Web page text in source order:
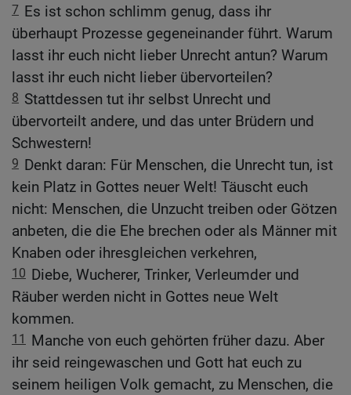
7 Es ist schon schlimm genug, dass ihr
überhaupt Prozesse gegeneinander führt. Warum
lasst ihr euch nicht lieber Unrecht antun? Warum
lasst ihr euch nicht lieber übervorteilen?
8 Stattdessen tut ihr selbst Unrecht und
übervorteilt andere, und das unter Brüdern und
Schwestern!
9 Denkt daran: Für Menschen, die Unrecht tun, ist
kein Platz in Gottes neuer Welt! Täuscht euch
nicht: Menschen, die Unzucht treiben oder Götzen
anbeten, die die Ehe brechen oder als Männer mit
Knaben oder ihresgleichen verkehren,
10 Diebe, Wucherer, Trinker, Verleumder und
Räuber werden nicht in Gottes neue Welt
kommen.
11
Manche von euch gehörten früher dazu. Aber
ihr seid reingewaschen und Gott hat euch zu
seinem heiligen Volk gemacht, zu Menschen, die